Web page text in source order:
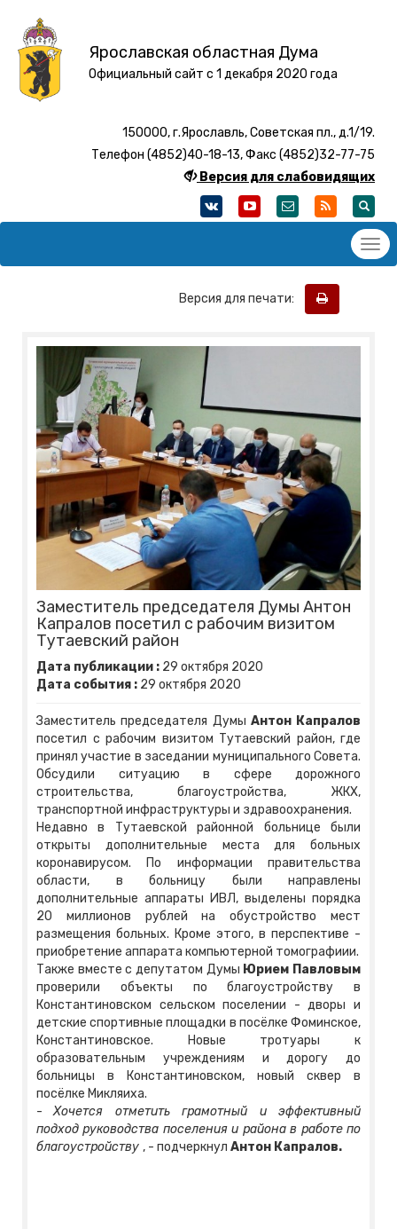
Ярославская областная Дума
Официальный сайт с 1 декабря 2020 года
150000, г.Ярославль, Советская пл., д.1/19.
Телефон (4852)40-18-13, Факс (4852)32-77-75
Версия для слабовидящих
Версия для печати:
Заместитель председателя Думы Антон
Капралов посетил с рабочим визитом
Тутаевский район
Дата публикации : 29 октября 2020
Дата события : 29 октября 2020
Заместитель председателя Думы Антон Капралов
посетил с рабочим визитом Тутаевский район, где
принял участие в заседании муниципального Совета.
Обсудили ситуацию в сфере дорожного
строительства, благоустройства, ЖКХ,
транспортной инфраструктуры и здравоохранения.
Недавно в Тутаевской районной больнице были
открыты дополнительные места для больных
коронавирусом. По информации правительства
области, в больницу были направлены
дополнительные аппараты ИВЛ, выделены порядка
20 миллионов рублей на обустройство мест
размещения больных. Кроме этого, в перспективе -
приобретение аппарата компьютерной томографиии.
Также вместе с депутатом Думы Юрием Павловым
проверили объекты по благоустройству в
Константиновском сельском поселении - дворы и
детские спортивные площадки в посёлке Фоминское,
Константиновское. Новые тротуары к
образовательным учреждениям и дорогу до
больницы в Константиновском, новый сквер в
посёлке Микляиха.
-Хочется отметить грамотный и эффективный
подходруководства поселения и районав работе по
благоустройству , - подчеркнул Антон Капралов.